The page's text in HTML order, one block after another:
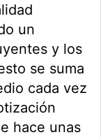
un
y los
se suma
cada vez
hace unas